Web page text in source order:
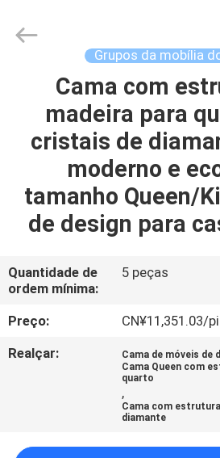
CASA
PRODUTOS
VÍDEOS
SHOW
DE
RV
QUEM
HOME
Furniture
Grupos da mobília
Cama com
madeira para
cristais de
moderno e
tamanho Queen/
de design para
Quantidade de
ordem mínima:
5 peças
Preço:
CN¥11,351.03/
Realçar:
Cama de móveis de
Cama Queen com
quarto
,
Cama com
diamante